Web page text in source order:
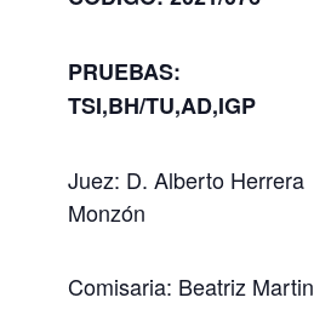
PRUEBAS:
TSI,BH/TU,AD,IGP
Juez: D. Alberto Herrera
Monzón
Comisaria: Beatriz Martin